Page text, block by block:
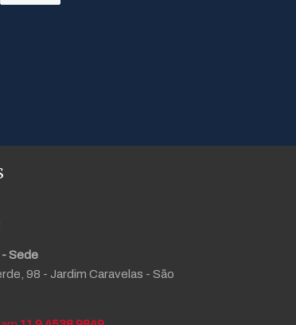
Sede
98 - Jardim Caravelas - São